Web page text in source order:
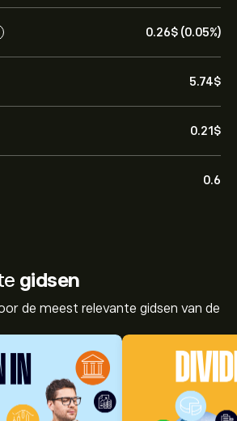
0.26‎$‎ (0.05%)
5.74‎$‎
0.21‎$‎
0.6
gidsen
de meest relevante gidsen van de